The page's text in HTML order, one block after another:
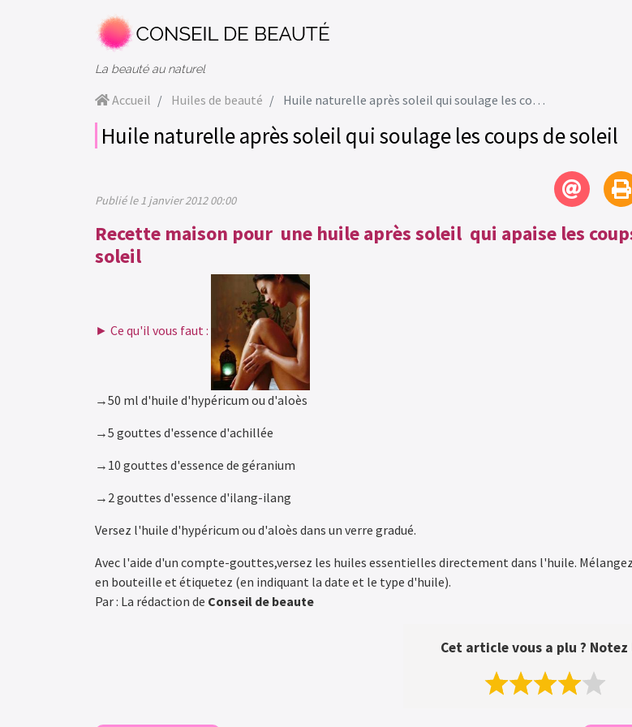
La beauté au naturel
Accueil Huiles de beauté Huile naturelle après soleil qui soulage les coups de soleil
Huile naturelle après soleil qui soulage les coups de soleil
Publié le 1 janvier 2012 00:00
Recette maison pour une huile après soleil qui apaise les
soleil
► Ce qu'il vous faut :
→50 ml d'huile d'hypéricum ou d'aloès
→5 gouttes d'essence d'achillée
→10 gouttes d'essence de géranium
→2 gouttes d'essence d'ilang-ilang
Versez l'huile d'hypéricum ou d'aloès dans un verre gradué.
Avec l'aide d'un compte-gouttes,versez les huiles essentielles directement dans l'huile.
en bouteille et étiquetez (en indiquant la date et le type d'huile).
Par : La rédaction de Conseil de beaute
Cet article vous a plu ? Notez